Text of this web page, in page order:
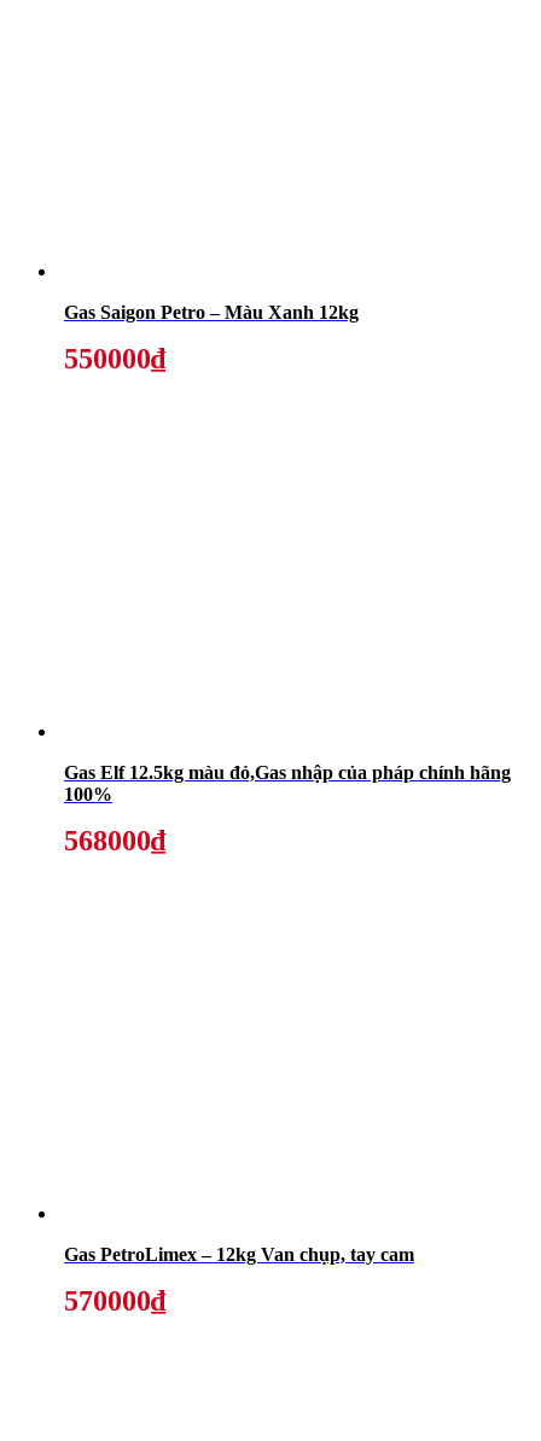
Gas Saigon Petro – Màu Xanh 12kg
550000₫
Gas Elf 12.5kg màu đỏ,Gas nhập của pháp chính hãng
100%
568000₫
Gas PetroLimex – 12kg Van chụp, tay cam
570000₫